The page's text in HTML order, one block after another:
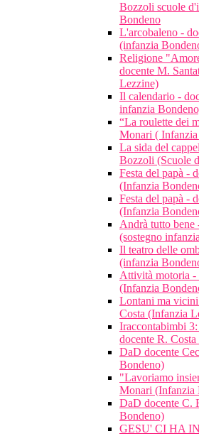
Bozzoli scuole
Bondeno
L'arcobaleno -
(infanzia
Religione
docente M.
Lezzine)
Il calendario -
infanzia
“La roulette dei
Monari (
La sida del
Bozzoli (Scuole
Festa del papà -
(Infanzia
Festa del papà -
(Infanzia
Andrà tutto bene
(sostegno
Il teatro delle
(infanzia
Attività motoria -
(Infanzia
Lontani ma
Costa (Infanzia
Iraccontabimbi
docente R.
DaD docente
Bondeno)
"Lavoriamo
Monari (Infanzia
DaD docente C.
Bondeno)
GESU' CI HA